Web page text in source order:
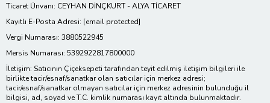
Ticaret Ünvanı: CEYHAN DİNÇKURT - ALYA TİCARET
Kayıtlı E-Posta Adresi: [email protected]
Vergi Numarası: 3880522945
Mersis Numarası: 5392922817800000
İletişim: Satıcının Çiçeksepeti tarafından teyit edilmiş iletişim bilgileri ile
birlikte tacir/esnaf/sanatkar olan satıcılar için merkez adresi;
tacir/esnaf/sanatkar olmayan satıcılar için merkez adresinin bulunduğu il
bilgisi, ad, soyad ve T.C. kimlik numarası kayıt altında bulunmaktadır.